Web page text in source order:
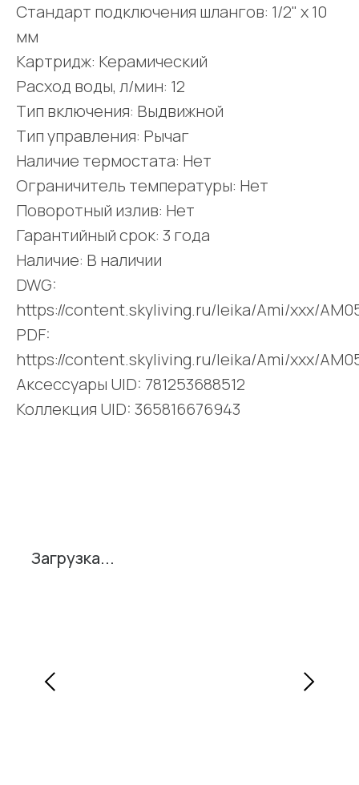
Стандарт подключения шлангов: 1/2" x 10
мм
Картридж: Керамический
Расход воды, л/мин: 12
Тип включения: Выдвижной
Тип управления: Рычаг
Наличие термостата: Нет
Ограничитель температуры: Нет
Поворотный излив: Нет
Гарантийный срок: 3 года
Наличие: В наличии
DWG:
https://content.skyliving.ru/leika/Ami/xxx/
PDF:
https://content.skyliving.ru/leika/Ami/xxx/
Аксессуары UID: 781253688512
Коллекция UID: 365816676943
Загрузка...